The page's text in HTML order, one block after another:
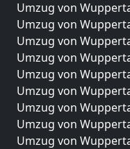
Umzug von
Umzug von
Umzug von
Umzug von
Umzug von
Umzug von
Umzug von
Umzug von
Umzug von